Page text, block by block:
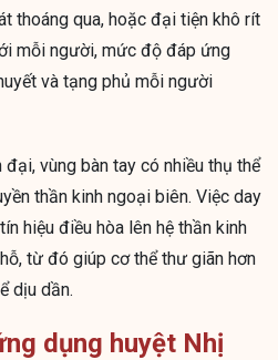
thoáng qua, hoặc đại tiện khô rít
mỗi người, mức độ đáp ứng
và tạng phủ mỗi người
vùng bàn tay có nhiều thụ thể
thần kinh ngoại biên. Việc day
hiệu điều hòa lên hệ thần kinh
từ đó giúp cơ thể thư giãn hơn
dịu dần.
dụng huyệt Nhị